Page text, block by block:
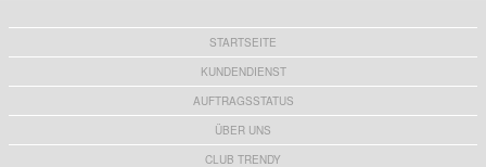
STARTSEITE
KUNDENDIENST
AUFTRAGSSTATUS
ÜBER UNS
CLUB TRENDY